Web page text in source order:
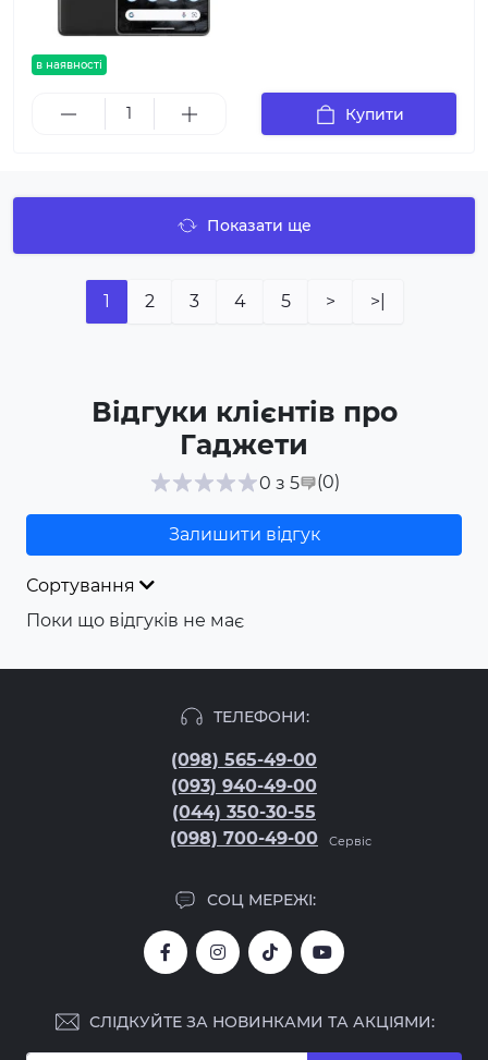
в наявності
Купити
Показати ще
1 2 3 4 5 > >|
Відгуки клієнтів про
Гаджети
0 з 5 (0)
Залишити відгук
Сортування
Поки що відгуків не має
ТЕЛЕФОНИ:
(098) 565-49-00
(093) 940-49-00
(044) 350-30-55
(098) 700-49-00
Сервіс
СОЦ МЕРЕЖІ:
СЛІДКУЙТЕ ЗА НОВИНКАМИ ТА АКЦІЯМИ: